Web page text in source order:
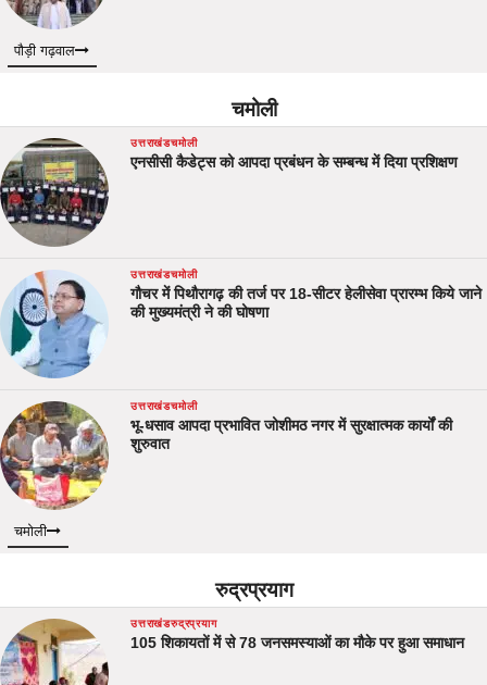
पौड़ी गढ़वाल
चमोली
उत्तराखंडचमोली
एनसीसी कैडेट्स को आपदा प्रबंधन के सम्बन्ध में दिया प्रशिक्षण
उत्तराखंडचमोली
गौचर में पिथौरागढ़ की तर्ज पर 18-सीटर हेलीसेवा प्रारम्भ किये जाने
की मुख्यमंत्री ने की घोषणा
उत्तराखंडचमोली
भू-धसाव आपदा प्रभावित जोशीमठ नगर में सुरक्षात्मक कार्यों की
शुरुवात
चमोली
रुद्रप्रयाग
उत्तराखंडरुद्रप्रयाग
105 शिकायतों में से 78 जनसमस्याओं का मौके पर हुआ समाधान